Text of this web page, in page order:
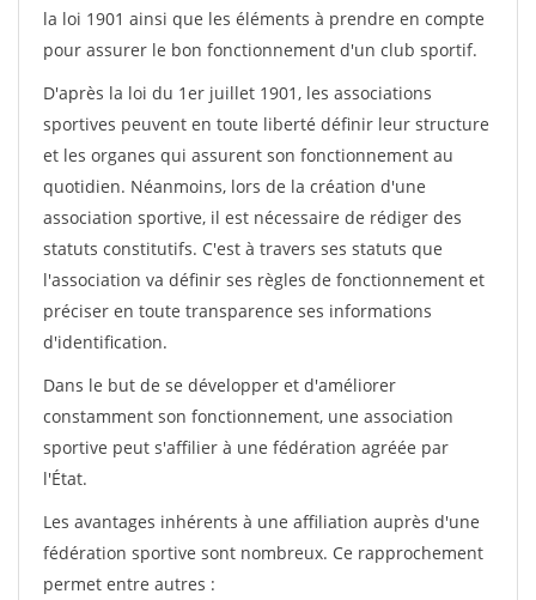
la loi 1901 ainsi que les éléments à prendre en compte
pour assurer le bon fonctionnement d'un club sportif.
D'après la loi du 1er juillet 1901, les associations
sportives peuvent en toute liberté définir leur structure
et les organes qui assurent son fonctionnement au
quotidien. Néanmoins, lors de la création d'une
association sportive, il est nécessaire de rédiger des
statuts constitutifs. C'est à travers ses statuts que
l'association va définir ses règles de fonctionnement et
préciser en toute transparence ses informations
d'identification.
Dans le but de se développer et d'améliorer
constamment son fonctionnement, une association
sportive peut s'affilier à une fédération agréée par
l'État.
Les avantages inhérents à une affiliation auprès d'une
fédération sportive sont nombreux. Ce rapprochement
permet entre autres :